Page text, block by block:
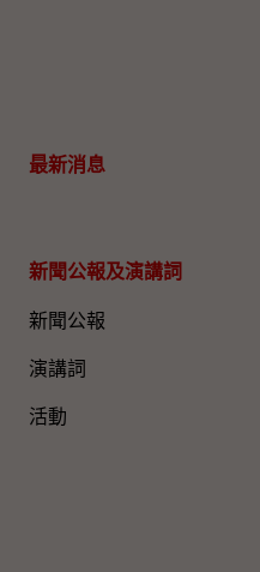
最新消息
新聞公報及演講詞
新聞公報
演講詞
活動